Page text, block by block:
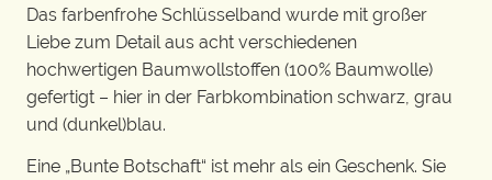
Das farbenfrohe Schlüsselband wurde mit großer
Liebe zum Detail aus acht verschiedenen
hochwertigen Baumwollstoffen (100% Baumwolle)
gefertigt – hier in der Farbkombination schwarz, grau
und (dunkel)blau.
Eine „Bunte Botschaft“ ist mehr als ein Geschenk. Sie